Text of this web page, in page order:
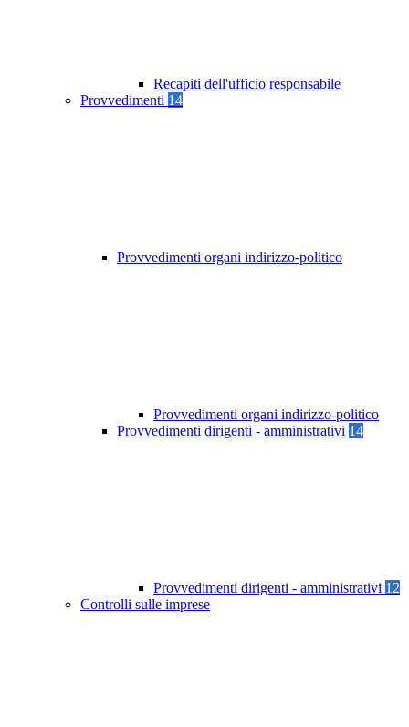
Recapiti dell'ufficio responsabile
Provvedimenti 14
Provvedimenti organi indirizzo-politico
Provvedimenti organi indirizzo-politico
Provvedimenti dirigenti - amministrativi 14
Provvedimenti dirigenti - amministrativi 12
Controlli sulle imprese